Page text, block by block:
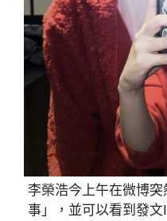
李榮浩今上午在微博
事」，並可以看到發